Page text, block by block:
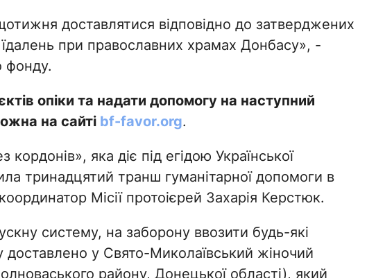
доставлятися відповідно до затверджених
при православних храмах Донбасу», -
фонду.
опіки та надати допомогу на наступний
на сайті bf-favor.org.
яка діє під егідою Української
тринадцятий транш гуманітарної допомоги в
Місії протоієрей Захарія Керстюк.
систему, на заборону ввозити будь-які
доставлено у Свято-Миколаївський жіночий
району, Донецької області), який